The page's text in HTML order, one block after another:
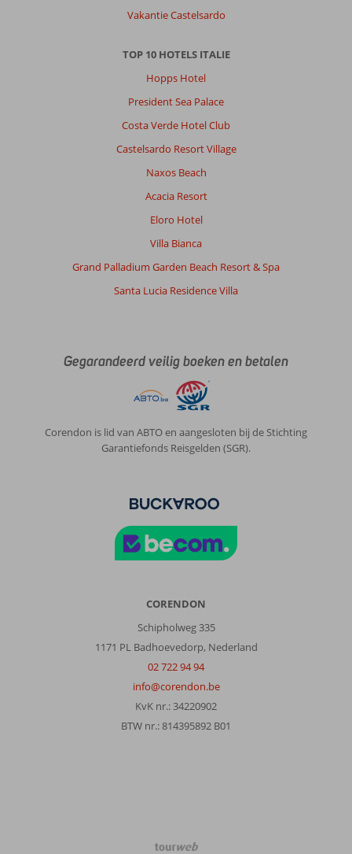
Vakantie Castelsardo
TOP 10 HOTELS ITALIE
Hopps Hotel
President Sea Palace
Costa Verde Hotel Club
Castelsardo Resort Village
Naxos Beach
Acacia Resort
Eloro Hotel
Villa Bianca
Grand Palladium Garden Beach Resort & Spa
Santa Lucia Residence Villa
Gegarandeerd veilig boeken en betalen
Corendon is lid van ABTO en aangesloten bij de Stichting
Garantiefonds Reisgelden (SGR).
CORENDON
Schipholweg 335
1171 PL Badhoevedorp, Nederland
02 722 94 94
info@corendon.be
KvK nr.: 34220902
BTW nr.: 814395892 B01
TourWeb